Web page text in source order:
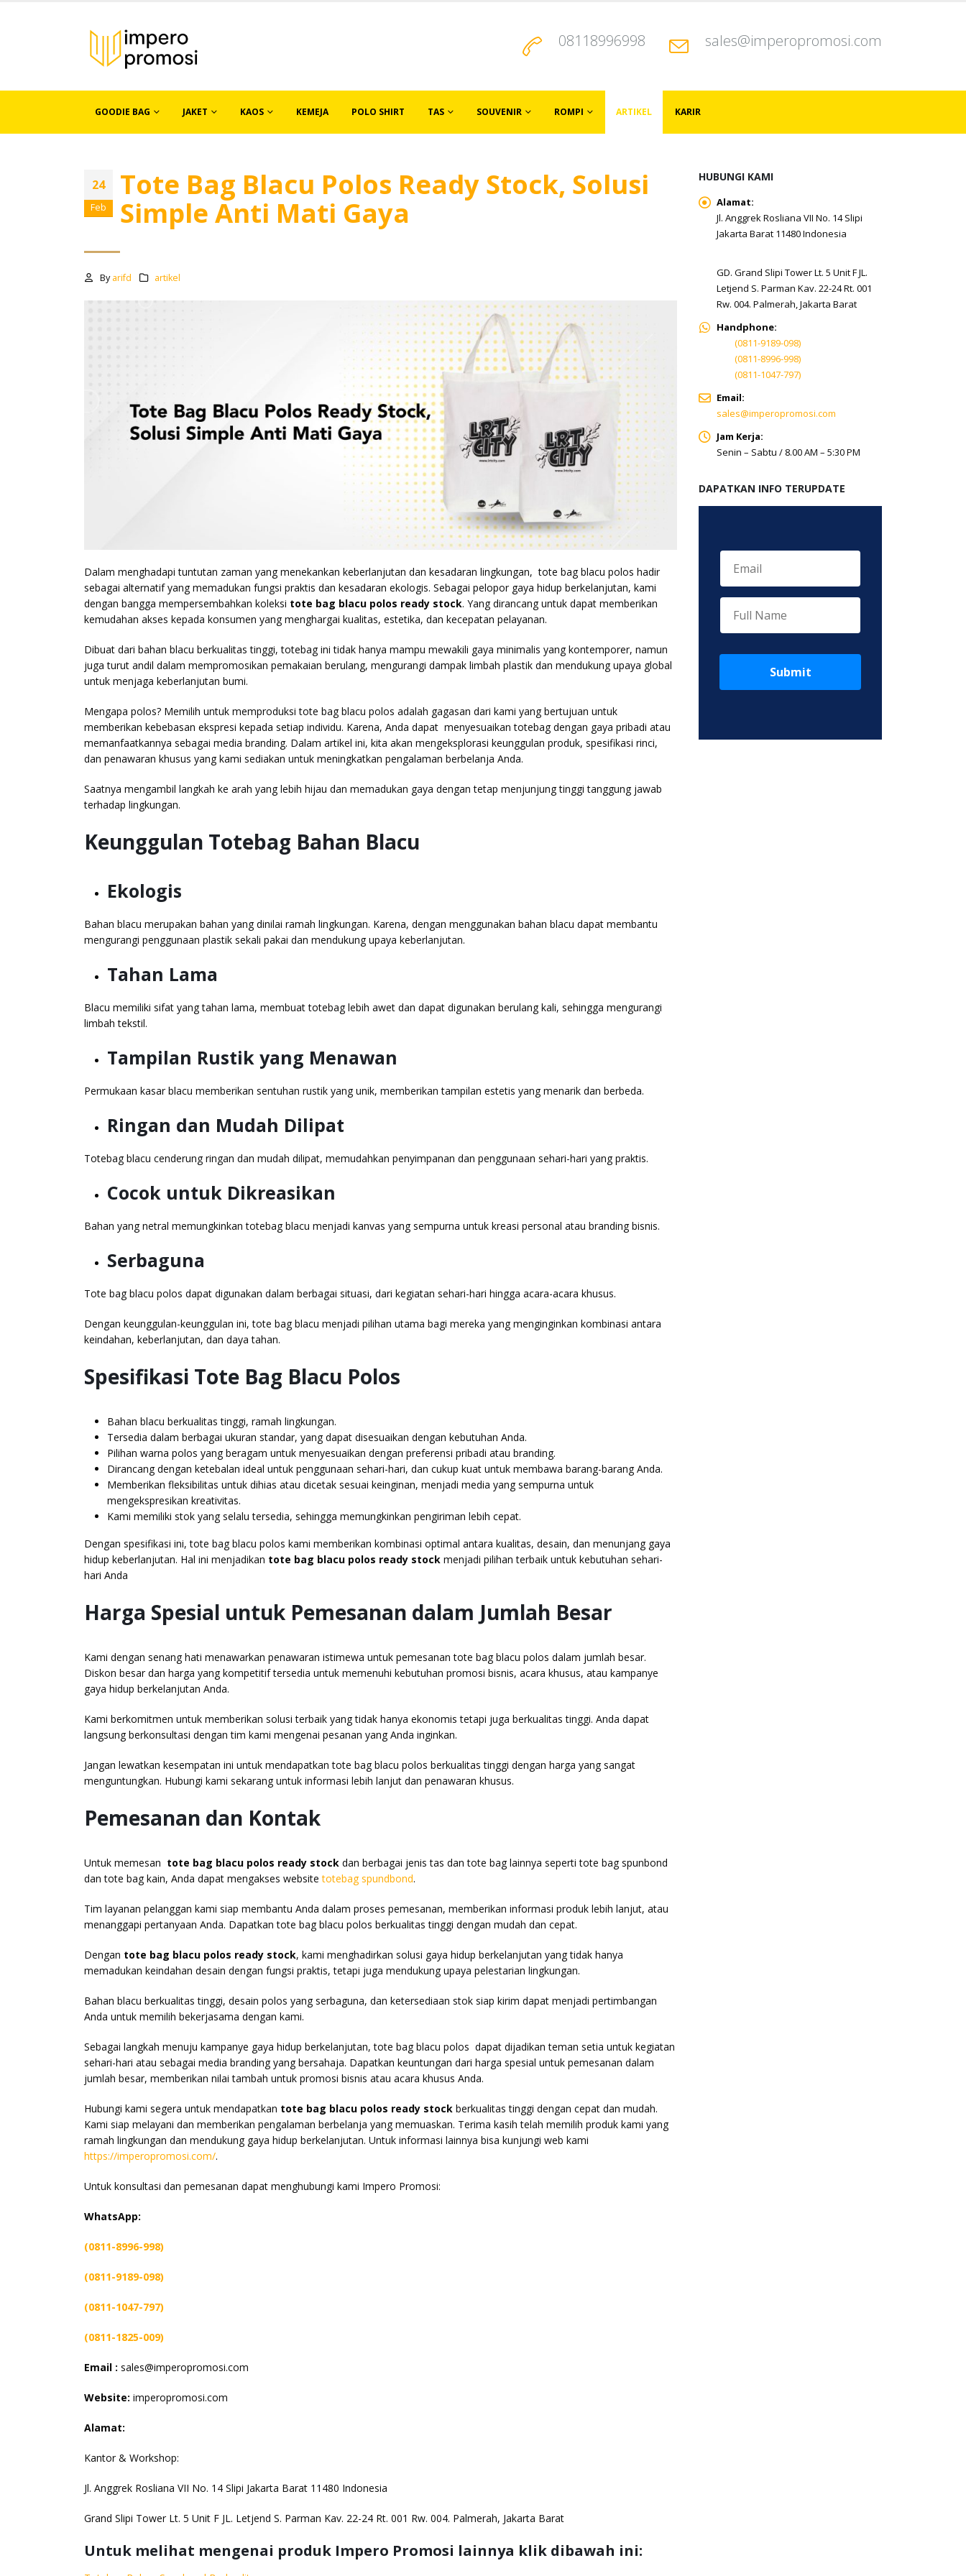
08118996998 sales@imperopromosi.com
GOODIE BAG JAKET KAOS KEMEJA POLO SHIRT TAS SOUVENIR ROMPI ARTIKEL KARIR
24
Feb
Tote Bag Blacu Polos Ready Stock, Solusi
Simple Anti Mati Gaya
By arifd artikel
Dalam menghadapi tuntutan zaman yang menekankan keberlanjutan dan kesadaran lingkungan, tote bag blacu polos hadir
sebagai alternatif yang memadukan fungsi praktis dan kesadaran ekologis. Sebagai pelopor gaya hidup berkelanjutan, kami
dengan bangga mempersembahkan koleksi tote bag blacu polos ready stock. Yang dirancang untuk dapat memberikan
kemudahan akses kepada konsumen yang menghargai kualitas, estetika, dan kecepatan pelayanan.
Dibuat dari bahan blacu berkualitas tinggi, totebag ini tidak hanya mampu mewakili gaya minimalis yang kontemporer, namun
juga turut andil dalam mempromosikan pemakaian berulang, mengurangi dampak limbah plastik dan mendukung upaya global
untuk menjaga keberlanjutan bumi.
Mengapa polos? Memilih untuk memproduksi tote bag blacu polos adalah gagasan dari kami yang bertujuan untuk
memberikan kebebasan ekspresi kepada setiap individu. Karena, Anda dapat menyesuaikan totebag dengan gaya pribadi atau
memanfaatkannya sebagai media branding. Dalam artikel ini, kita akan mengeksplorasi keunggulan produk, spesifikasi rinci,
dan penawaran khusus yang kami sediakan untuk meningkatkan pengalaman berbelanja Anda.
Saatnya mengambil langkah ke arah yang lebih hijau dan memadukan gaya dengan tetap menjunjung tinggi tanggung jawab
terhadap lingkungan.
Keunggulan Totebag Bahan Blacu
Ekologis
Bahan blacu merupakan bahan yang dinilai ramah lingkungan. Karena, dengan menggunakan bahan blacu dapat membantu
mengurangi penggunaan plastik sekali pakai dan mendukung upaya keberlanjutan.
Tahan Lama
Blacu memiliki sifat yang tahan lama, membuat totebag lebih awet dan dapat digunakan berulang kali, sehingga mengurangi
limbah tekstil.
Tampilan Rustik yang Menawan
Permukaan kasar blacu memberikan sentuhan rustik yang unik, memberikan tampilan estetis yang menarik dan berbeda.
Ringan dan Mudah Dilipat
Totebag blacu cenderung ringan dan mudah dilipat, memudahkan penyimpanan dan penggunaan sehari-hari yang praktis.
Cocok untuk Dikreasikan
Bahan yang netral memungkinkan totebag blacu menjadi kanvas yang sempurna untuk kreasi personal atau branding bisnis.
Serbaguna
Tote bag blacu polos dapat digunakan dalam berbagai situasi, dari kegiatan sehari-hari hingga acara-acara khusus.
Dengan keunggulan-keunggulan ini, tote bag blacu menjadi pilihan utama bagi mereka yang menginginkan kombinasi antara
keindahan, keberlanjutan, dan daya tahan.
Spesifikasi Tote Bag Blacu Polos
Bahan blacu berkualitas tinggi, ramah lingkungan.
Tersedia dalam berbagai ukuran standar, yang dapat disesuaikan dengan kebutuhan Anda.
Pilihan warna polos yang beragam untuk menyesuaikan dengan preferensi pribadi atau branding.
Dirancang dengan ketebalan ideal untuk penggunaan sehari-hari, dan cukup kuat untuk membawa barang-barang Anda.
Memberikan fleksibilitas untuk dihias atau dicetak sesuai keinginan, menjadi media yang sempurna untuk
mengekspresikan kreativitas.
Kami memiliki stok yang selalu tersedia, sehingga memungkinkan pengiriman lebih cepat.
Dengan spesifikasi ini, tote bag blacu polos kami memberikan kombinasi optimal antara kualitas, desain, dan menunjang gaya
hidup keberlanjutan. Hal ini menjadikan tote bag blacu polos ready stock menjadi pilihan terbaik untuk kebutuhan sehari-
hari Anda
Harga Spesial untuk Pemesanan dalam Jumlah Besar
Kami dengan senang hati menawarkan penawaran istimewa untuk pemesanan tote bag blacu polos dalam jumlah besar.
Diskon besar dan harga yang kompetitif tersedia untuk memenuhi kebutuhan promosi bisnis, acara khusus, atau kampanye
gaya hidup berkelanjutan Anda.
Kami berkomitmen untuk memberikan solusi terbaik yang tidak hanya ekonomis tetapi juga berkualitas tinggi. Anda dapat
langsung berkonsultasi dengan tim kami mengenai pesanan yang Anda inginkan.
Jangan lewatkan kesempatan ini untuk mendapatkan tote bag blacu polos berkualitas tinggi dengan harga yang sangat
menguntungkan. Hubungi kami sekarang untuk informasi lebih lanjut dan penawaran khusus.
Pemesanan dan Kontak
Untuk memesan tote bag blacu polos ready stock dan berbagai jenistas dan tote bag lainnya sepertitote bag spunbond
dantote bag kain, Anda dapat mengakses websitetotebag spundbond.
Tim layanan pelanggan kami siap membantu Anda dalam proses pemesanan, memberikan informasi produk lebih lanjut, atau
menanggapi pertanyaan Anda. Dapatkan tote bag blacu polos berkualitas tinggi dengan mudah dan cepat.
Dengan tote bag blacu polos ready stock, kami menghadirkan solusi gaya hidup berkelanjutan yang tidak hanya
memadukan keindahan desain dengan fungsi praktis, tetapi juga mendukung upaya pelestarian lingkungan.
Bahan blacu berkualitas tinggi, desain polos yang serbaguna, dan ketersediaan stok siap kirim dapat menjadi pertimbangan
Anda untuk memilih bekerjasama dengan kami.
Sebagai langkah menuju kampanye gaya hidup berkelanjutan, tote bag blacu polos dapat dijadikan teman setia untuk kegiatan
sehari-hari atau sebagai media branding yang bersahaja. Dapatkan keuntungan dari harga spesial untuk pemesanan dalam
jumlah besar, memberikan nilai tambah untuk promosi bisnis atau acara khusus Anda.
Hubungi kami segera untuk mendapatkan tote bag blacu polos ready stock berkualitas tinggi dengan cepat dan mudah.
Kami siap melayani dan memberikan pengalaman berbelanja yang memuaskan. Terima kasih telah memilih produk kami yang
ramah lingkungan dan mendukung gaya hidup berkelanjutan. Untuk informasi lainnya bisa kunjungi web kami
https://imperopromosi.com/.
Untuk konsultasi dan pemesanan dapat menghubungi kami Impero Promosi:
WhatsApp:
(0811-8996-998)
(0811-9189-098)
(0811-1047-797)
(0811-1825-009)
Email : sales@imperopromosi.com
Website: imperopromosi.com
Alamat:
Kantor & Workshop:
Jl. Anggrek Rosliana VII No. 14 Slipi Jakarta Barat 11480 Indonesia
Grand Slipi Tower Lt. 5 Unit F JL. Letjend S. Parman Kav. 22-24 Rt. 001 Rw. 004. Palmerah, Jakarta Barat
Untuk melihat mengenai produk Impero Promosi lainnya klik dibawah ini:
HUBUNGI KAMI
Alamat:
Jl. Anggrek Rosliana VII No. 14 Slipi
Jakarta Barat 11480 Indonesia
GD. Grand Slipi Tower Lt. 5 Unit F JL.
Letjend S. Parman Kav. 22-24 Rt. 001
Rw. 004. Palmerah, Jakarta Barat
Handphone:
(0811-9189-098)
(0811-8996-998)
(0811-1047-797)
Email:
sales@imperopromosi.com
Jam Kerja:
Senin – Sabtu / 8.00 AM – 5:30 PM
DAPATKAN INFO TERUPDATE
Submit